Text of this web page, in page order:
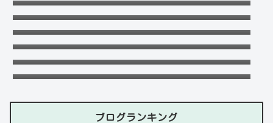
去の匂わせや動画流出の犯人は？
デジポリスは東京だけ？大阪や埼玉・神奈
川・愛知など他の地域にもある？
ドンマイ川端は結婚した嫁がいる？母親・兄
妹・父親に年収や学歴経歴も！
フジロック2023民間駐車場予約方法！当日受
付や出し入れOKか調査！
天畠大輔の妻や母は？医療事故や経歴に大学
進学はモテたかったから！
ブログランキング